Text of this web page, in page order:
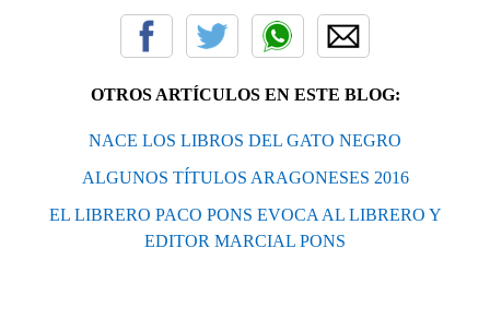
OTROS ARTÍCULOS EN ESTE BLOG:
NACE LOS LIBROS DEL GATO NEGRO
ALGUNOS TÍTULOS ARAGONESES 2016
EL LIBRERO PACO PONS EVOCA AL LIBRERO Y
EDITOR MARCIAL PONS